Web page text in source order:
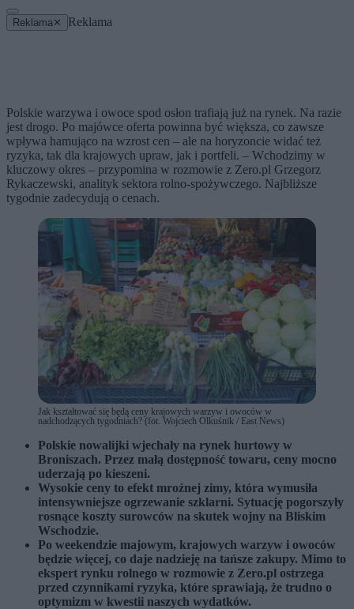
Reklama ✕ Reklama
Polskie warzywa i owoce spod osłon trafiają już na rynek. Na razie
jest drogo. Po majówce oferta powinna być większa, co zawsze
wpływa hamująco na wzrost cen – ale na horyzoncie widać też
ryzyka, tak dla krajowych upraw, jak i portfeli. – Wchodzimy w
kluczowy okres – przypomina w rozmowie z Zero.pl Grzegorz
Rykaczewski, analityk sektora rolno-spożywczego. Najbliższe
tygodnie zadecydują o cenach.
Jak kształtować się będą ceny krajowych warzyw i owoców w
nadchodzących tygodniach? (fot. Wojciech Olkuśnik / East News)
Polskie nowalijki wjechały na rynek hurtowy w
Broniszach. Przez małą dostępność towaru, ceny mocno
uderzają po kieszeni.
Wysokie ceny to efekt mroźnej zimy, która wymusiła
intensywniejsze ogrzewanie szklarni. Sytuację pogorszyły
rosnące koszty surowców na skutek wojny na Bliskim
Wschodzie.
Po weekendzie majowym, krajowych warzyw i owoców
będzie więcej, co daje nadzieję na tańsze zakupy. Mimo to
ekspert rynku rolnego w rozmowie z Zero.pl ostrzega
przed czynnikami ryzyka, które sprawiają, że trudno o
optymizm w kwestii naszych wydatków.